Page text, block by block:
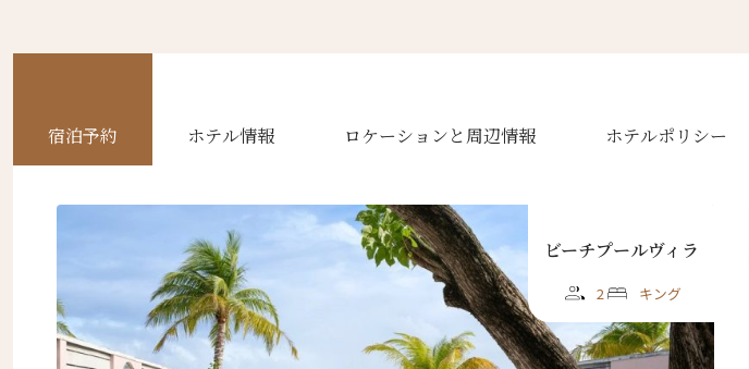
宿泊予約 ホテル情報 ロケーションと周辺情報 ホテルポリシー
ビーチプールヴィラ
2 キング
名前 （漢字）
First
Eメール*